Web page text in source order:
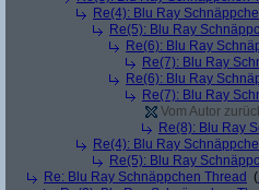
Re(4): Blu Ray
Re(5): Blu Ray
Re(6): Blu Ray
Re(7): Blu Ray
Re(6): Blu Ray
Re(7): Blu Ray
Vom Autor
Re(8): Blu Ray
Re(4): Blu Ray
Re(5): Blu Ray
Re: Blu Ray Schnäppchen Thread (